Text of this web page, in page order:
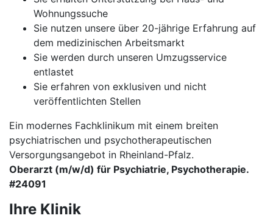
Wohnungssuche
Sie nutzen unsere über 20-jährige Erfahrung auf
dem medizinischen Arbeitsmarkt
Sie werden durch unseren Umzugsservice
entlastet
Sie erfahren von exklusiven und nicht
veröffentlichten Stellen
Ein modernes Fachklinikum mit einem breiten
psychiatrischen und psychotherapeutischen
Versorgungsangebot in Rheinland-Pfalz.
Oberarzt (m/w/d) für Psychiatrie, Psychotherapie.
#24091
Ihre Klinik